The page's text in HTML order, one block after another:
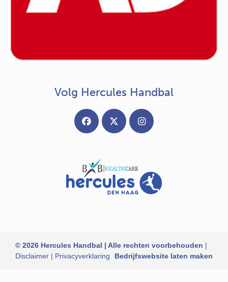
Volg Hercules Handbal
© 2026 Hercules Handbal | Alle rechten voorbehouden |
Disclaimer | Privacyverklaring Bedrijfswebsite laten maken